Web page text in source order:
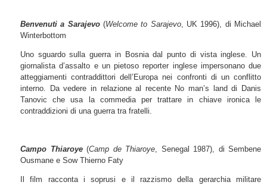
Benvenuti a Sarajevo(Welcome to Sarajevo, UK 1996), di Michael
Winterbottom
Uno sguardo sulla guerra in Bosnia dal punto di vista inglese. Un
giornalista d’assalto e un pietoso reporter inglese impersonano due
atteggiamenti contraddittori dell’Europa nei confronti di un conflitto
interno. Da vedere in relazione al recente No man’s land di Danis
Tanovic che usa la commedia per trattare in chiave ironica le
contraddizioni di una guerra tra fratelli.
Campo Thiaroye(Camp de Thiaroye , Senegal 1987), di Sembene
Ousmane e Sow Thierno Faty
Il film racconta i soprusi e il razzismo della gerarchia militare